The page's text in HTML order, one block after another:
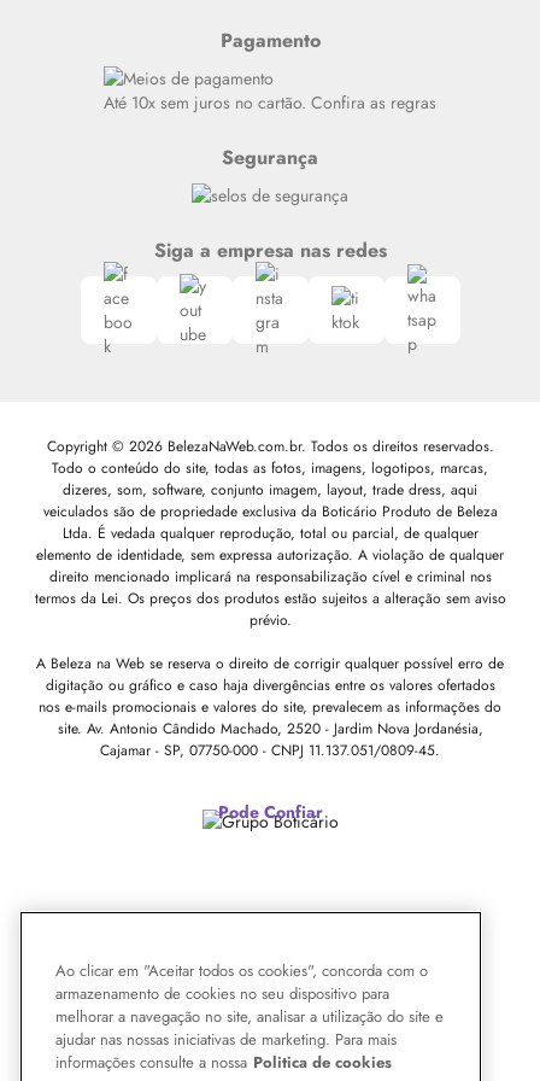
Siga nosso canal no Whatsapp
Pagamento
Até 10x sem juros no cartão. Confira as regras
Segurança
Siga a empresa nas redes
Copyright © 2026 BelezaNaWeb.com.br. Todos os direitos reservados.
Todo o conteúdo do site, todas as fotos, imagens, logotipos, marcas,
dizeres, som, software, conjunto imagem, layout, trade dress, aqui
veiculados são de propriedade exclusiva da Boticário Produto de Beleza
Ltda. É vedada qualquer reprodução, total ou parcial, de qualquer
elemento de identidade, sem expressa autorização. A violação de qualquer
direito mencionado implicará na responsabilização cível e criminal nos
termos da Lei. Os preços dos produtos estão sujeitos a alteração sem aviso
prévio.
A Beleza na Web se reserva o direito de corrigir qualquer possível erro de
digitação ou gráfico e caso haja divergências entre os valores ofertados
nos e-mails promocionais e valores do site, prevalecem as informações do
site. Av. Antonio Cândido Machado, 2520 - Jardim Nova Jordanésia,
Cajamar - SP, 07750-000 - CNPJ 11.137.051/0809-45.
Pode Confiar
Ao clicar em "Aceitar todos os cookies", concorda com o
armazenamento de cookies no seu dispositivo para
melhorar a navegação no site, analisar a utilização do site e
ajudar nas nossas iniciativas de marketing. Para mais
informações consulte a nossa Politica de cookies